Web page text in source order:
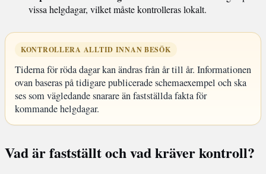
vissa helgdagar, vilket måste kontrolleras lokalt.
KONTROLLERA ALLTID INNAN BESÖK
Tiderna för röda dagar kan ändras från år till år. Informationen
ovan baseras på tidigare publicerade schemaexempel och ska
ses som vägledande snarare än fastställda fakta för
kommande helgdagar.
Vad är fastställt och vad kräver kontroll?